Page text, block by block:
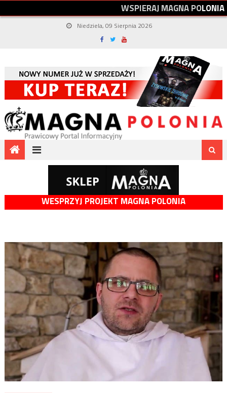
WSPIERAJMAGNAPOLONIA
Niedziela, 09 Sierpnia 2026
WESPRZYJ PROJEKT MAGNA POLONIA